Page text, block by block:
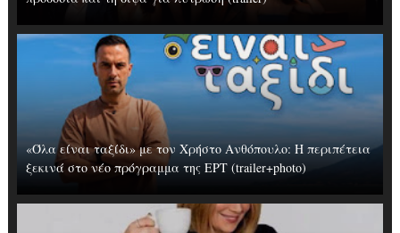
«Όλα είναι ταξίδι» με τον Χρήστο Ανθόπουλο: Η περιπέτεια
ξεκινά στο νέο πρόγραμμα της ΕΡΤ (trailer+photo)